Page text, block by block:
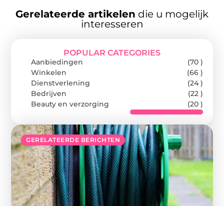
Gerelateerde artikelen die u mogelijk
interesseren
GERELATEERDE BERICHTEN
POPULAR CATEGORIES
Aanbiedingen
(70 )
Winkelen
(66 )
Dienstverlening
(24 )
Bedrijven
(22 )
Beauty en verzorging
(20 )